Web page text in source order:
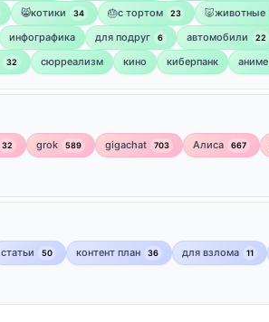
😸котики 34 🎂с тортом 23 🐷животные
инфографика для подруг 6 автомобили 22
32 сюрреализм кино киберпанк аниме
32 grok 589 gigachat 703 Алиса 667
статьи 50 контент план 36 для взлома 11